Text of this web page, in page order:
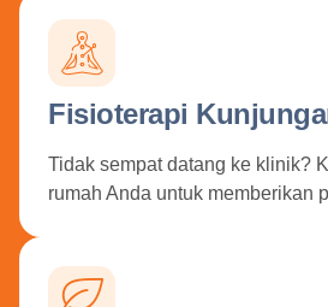
Fisioterapi
Tidak sempat datang ke klinik?
rumah Anda untuk memberikan